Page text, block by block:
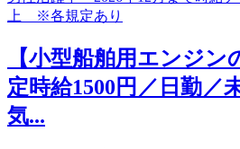
【小型船舶用エンジン
定時給1500円／日勤／
気...